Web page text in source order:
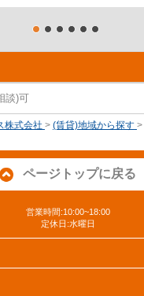
談)可
株式会社 > (賃貸)地域から探す >
ページトップに戻る
営業時間:10:00~18:00
定休日:水曜日